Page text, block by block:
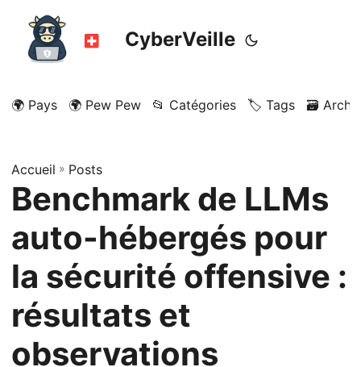
CyberVeille
🌍 Pays 🌍 Pew Pew 📂 Catégories 🏷️ Tags 🗃️
Accueil » Posts
Benchmark de LLMs
auto-hébergés pour
la sécurité offensive :
résultats et
observations